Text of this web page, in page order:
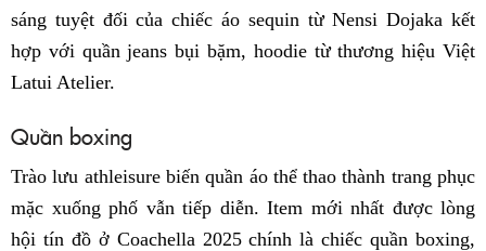
sáng tuyệt đối của chiếc áo sequin từ Nensi Dojaka kết
hợp với quần jeans bụi bặm, hoodie từ thương hiệu Việt
Latui Atelier.
Quần boxing
Trào lưu athleisure biến quần áo thể thao thành trang phục
mặc xuống phố vẫn tiếp diễn. Item mới nhất được lòng
hội tín đồ ở Coachella 2025 chính là chiếc quần boxing,